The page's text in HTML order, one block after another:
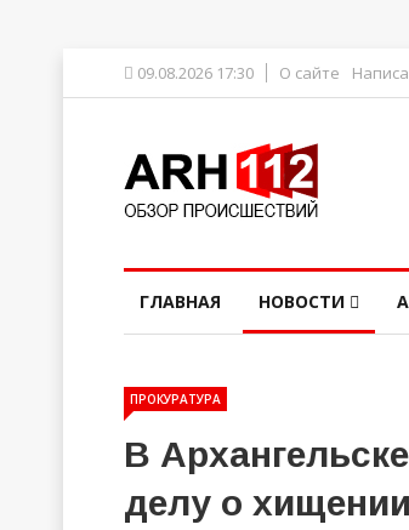
09.08.2026 17:30 О сайте
ГЛАВНАЯ НОВОСТИ
ПРОКУРАТУРА
В
делу о